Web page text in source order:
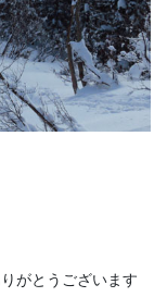
がとうございます